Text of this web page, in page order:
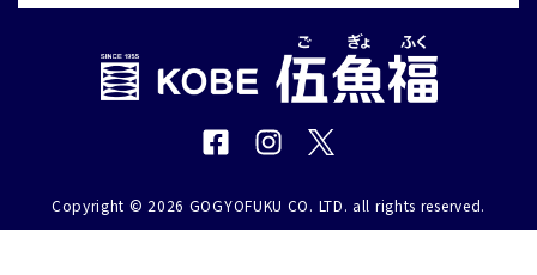
Copyright © 2026 GOGYOFUKU CO. LTD. all rights reserved.